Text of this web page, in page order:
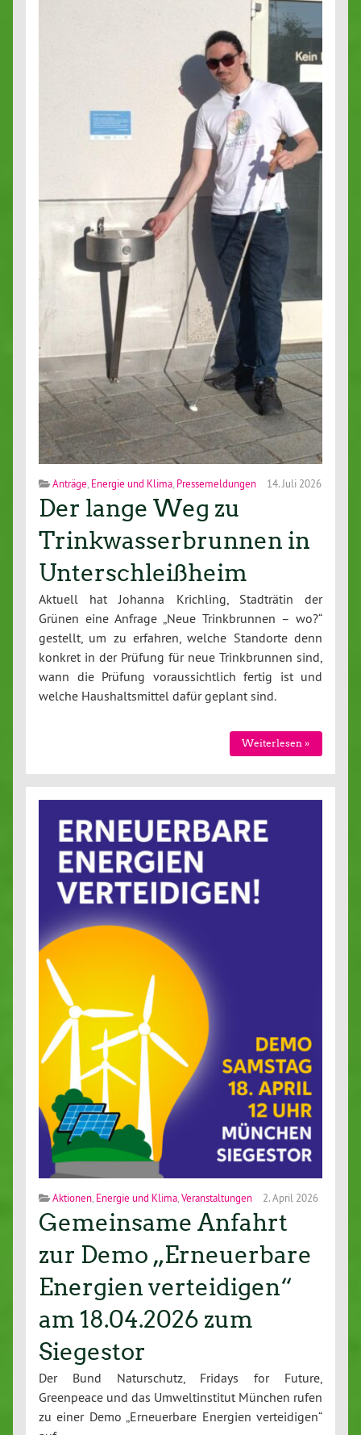
Anträge, Energie und Klima, Pressemeldungen 14. Juli 2026
Der lange Weg zu
Trinkwasserbrunnen in
Unterschleißheim
Aktuell hat Johanna Krichling, Stadträtin der
Grünen eine Anfrage „Neue Trinkbrunnen – wo?“
gestellt, um zu erfahren, welche Standorte denn
konkret in der Prüfung für neue Trinkbrunnen sind,
wann die Prüfung voraussichtlich fertig ist und
welche Haushaltsmittel dafür geplant sind.
Weiterlesen »
Aktionen Energie und Klima Veranstaltungen 2. April 2026
Gemeinsame Anfahrt
zur Demo „Erneuerbare
Energien verteidigen“
am 18.04.2026 zum
Siegestor
Der Bund Naturschutz, Fridays for Future,
Greenpeace und das Umweltinstitut München rufen
zu einer Demo „Erneuerbare Energien verteidigen“